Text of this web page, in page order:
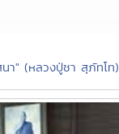
นา" (หลวงปู่ชา สุภัทโท)